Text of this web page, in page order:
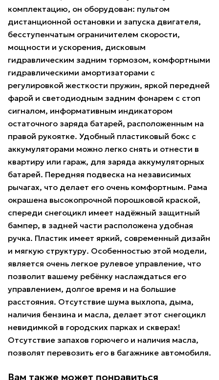
комплектацию, он оборудован: пультом
дистанционной остановки и запуска двигателя,
бесступенчатым ограничителем скорости,
мощности и ускорения, дисковым
гидравлическим задним тормозом, комфортными
гидравлическими амортизаторами с
регулировкой жесткости пружин, яркой передней
фарой и светодиодным задним фонарем с стоп
сигналом, информативным индикатором
остаточного заряда батарей, расположенным на
правой рукоятке. Удобный пластиковый бокс с
аккумуляторами можно легко снять и отнести в
квартиру или гараж, для заряда аккумуляторных
батарей. Передняя подвеска на независимых
рычагах, что делает его очень комфортным. Рама
окрашена высокопрочной порошковой краской,
спереди снегоцикл имеет надёжный защитный
бампер, в задней части расположена удобная
ручка. Пластик имеет яркий, современный дизайн
и мягкую структуру. Особенностью этой модели,
является очень легкое рулевое управление, что
позволит вашему ребёнку наслаждаться его
управлением, долгое время и на большие
расстояния. Отсутствие шума выхлопа, дыма,
наличия бензина и масла, делает этот снегоцикл
невидимкой в городских парках и скверах!
Отсутствие запахов горючего и наличия масла,
позволят перевозить его в багажнике автомобиля.
Вам также может понравиться